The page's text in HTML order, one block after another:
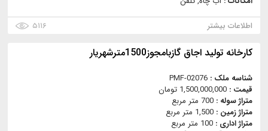
اطلاعات بیشتر
۵۱۱۶
كارخانه توليد اجاق گازبامجوز1500مترشهريار
شناسه ملک : PMF-02076
قیمت : 1,500,000,000 تومان
متراژ سوله : 700 متر مربع
متراژ زمین : 1,500 متر مربع
متراژ اداری : 100 متر مربع